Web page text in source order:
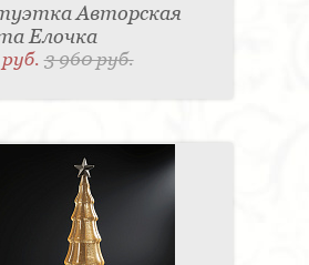
Авторская
Елочка
руб.3 960 руб.